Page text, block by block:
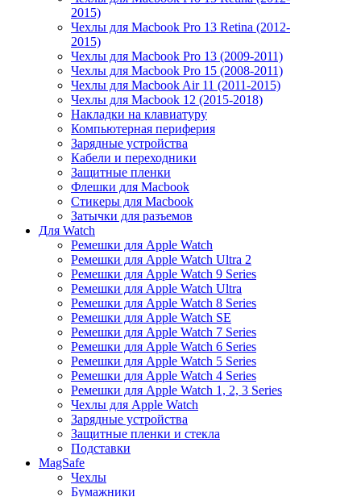
2015)
Чехлы для Macbook Pro 13 Retina (2012-
2015)
Чехлы для Macbook Pro 13 (2009-2011)
Чехлы для Macbook Pro 15 (2008-2011)
Чехлы для Macbook Air 11 (2011-2015)
Чехлы для Macbook 12 (2015-2018)
Накладки на клавиатуру
Компьютерная периферия
Зарядные устройства
Кабели и переходники
Защитные пленки
Флешки для Macbook
Стикеры для Macbook
Затычки для разъемов
Для Watch
Ремешки для Apple Watch
Ремешки для Apple Watch Ultra 2
Ремешки для Apple Watch 9 Series
Ремешки для Apple Watch Ultra
Ремешки для Apple Watch 8 Series
Ремешки для Apple Watch SE
Ремешки для Apple Watch 7 Series
Ремешки для Apple Watch 6 Series
Ремешки для Apple Watch 5 Series
Ремешки для Apple Watch 4 Series
Ремешки для Apple Watch 1, 2, 3 Series
Чехлы для Apple Watch
Зарядные устройства
Защитные пленки и стекла
Подставки
MagSafe
Чехлы
Бумажники